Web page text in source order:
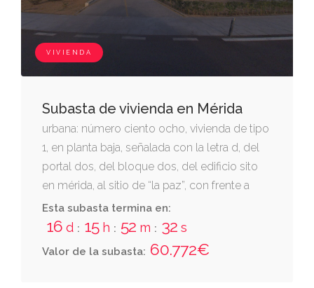
garaje. cuota general: 0,560 %. cuota en
planta de sótano: 0,524 %. cuota en su
bloque: 3,35% calificada de v.p.o.
VIVIENDA
Subasta de vivienda en Mérida
urbana: número ciento ocho, vivienda de tipo
1, en planta baja, señalada con la letra d, del
portal dos, del bloque dos, del edificio sito
en mérida, al sitio de “la paz”, con frente a
calle innominada sin número, de 60,10 m2.
lleva como anejo vinculado la siguiente finca
con entrada a través de la rampa que parte
del vial 1: plaza de garaje en planta de sótano
Esta subasta termina en:
16 d : 15 h : 52 m : 32 s
Valor de la subasta: 60.772€